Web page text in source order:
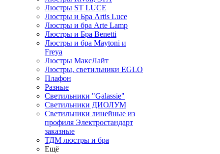
Люстры ST LUCE
Люстры и Бра Artis Luce
Люстры и бра Arte Lamp
Люстры и Бра Benetti
Люстры и бра Maytoni и
Freya
Люстры МаксЛайт
Люстры, светильники EGLO
Плафон
Разные
Светильники "Galassie"
Светильники ДИОЛУМ
Светильники линейные из
профиля Электростандарт
заказные
ТДМ люстры и бра
Ещё